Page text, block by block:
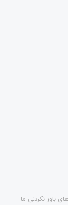
باور نکردنی ما